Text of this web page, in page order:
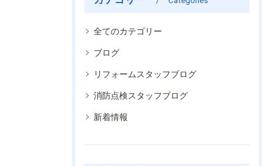
全てのカテゴリー
ブログ
リフォームスタッフブログ
消防点検スタッフブログ
新着情報